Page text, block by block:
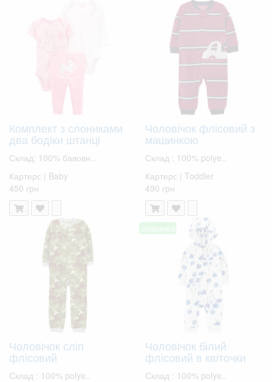
Комплект з слониками
два бодіки штанці
Склад: 100% бавовн..
Картерс | Baby
450 грн
Чоловічок флісовий з
машинкою
Склад : 100% polye..
Картерс | Toddler
490 грн
Чоловічок сліп
флісовий
Склад : 100% polye..
новинка!
Чоловічок білий
флісовий в квіточки
Склад : 100% polye..